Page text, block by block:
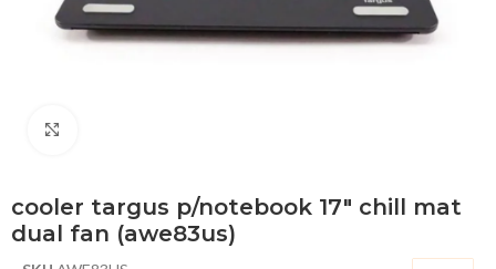
cooler targus p/notebook 17″ chill mat
dual fan (awe83us)